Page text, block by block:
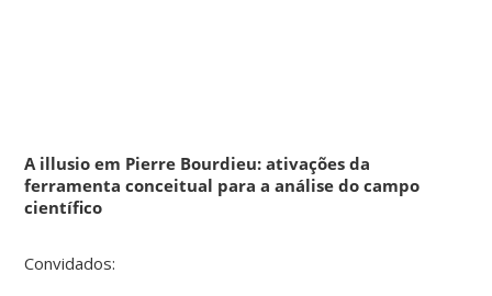
A illusio em Pierre Bourdieu: ativações da
ferramenta conceitual para a análise do campo
científico
Convidados: